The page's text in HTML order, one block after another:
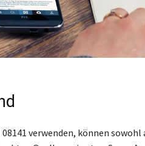
verwenden, können